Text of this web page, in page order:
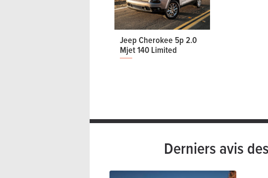
Jeep Cherokee 5p 2.0
Mjet 140 Limited
Derniers avis